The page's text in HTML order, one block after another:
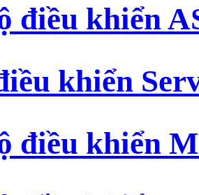
điều khiển
khiển
điều khiển